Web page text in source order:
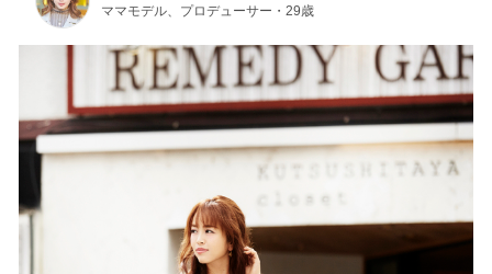
ママモデル、プロデューサー・29歳